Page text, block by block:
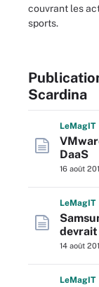
couvrant les
sports.
Scardina
LeMagIT
DaaS
16 août
LeMagIT
14 août
LeMagIT